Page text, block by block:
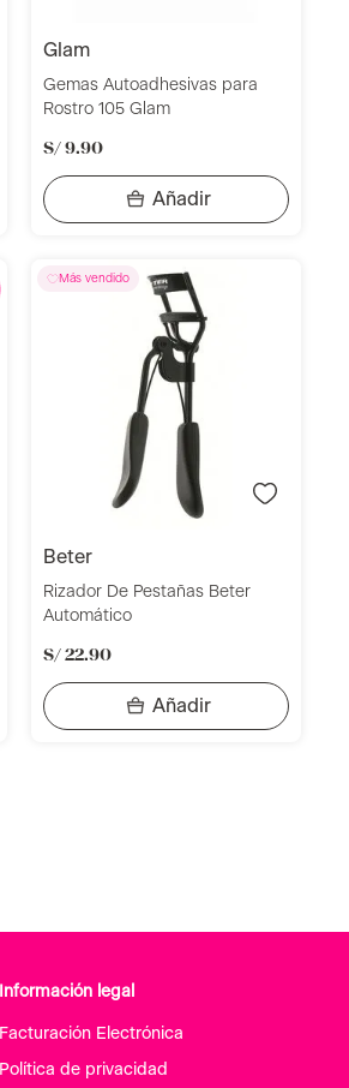
glam
Gemas Autoadhesivas para
Rostro 105 Glam
S/ 9.90
beter
Rizador De Pestañas Beter
Automático
S/ 22.90
Información legal
Facturación Electrónica
Política de privacidad